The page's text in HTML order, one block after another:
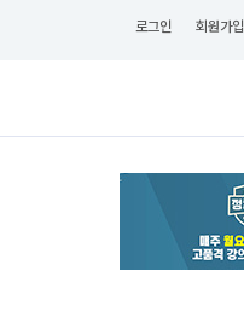
로그인 회원가입